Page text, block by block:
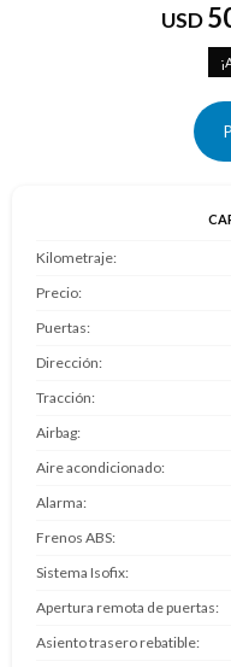
USD
Kilometraje
Precio
Puertas
Dirección
Tracción
Airbag
Aire acondicionado
Alarma
Frenos ABS
Sistema Isofix
Apertura remota de puertas
Asiento trasero rebatible